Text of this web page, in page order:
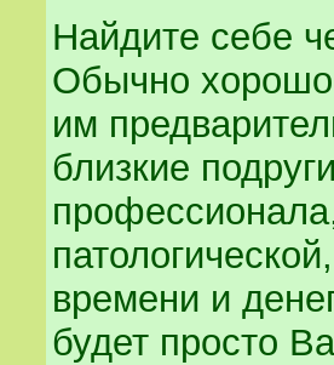
Найдите себе
Обычно хорошо
им
близкие
времени и
будет просто